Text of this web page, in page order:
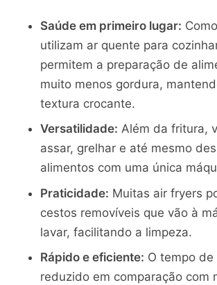
Saúde em primeiro lugar:
utilizam ar quente para
permitem a preparação de
muito menos gordura,
textura crocante.
Versatilidade: Além da fritura,
assar, grelhar e até mesmo
alimentos com uma única
Praticidade: Muitas air fryers
cestos removíveis que vão à
lavar, facilitando a limpeza.
Rápido e eficiente: O tempo
reduzido em comparação com